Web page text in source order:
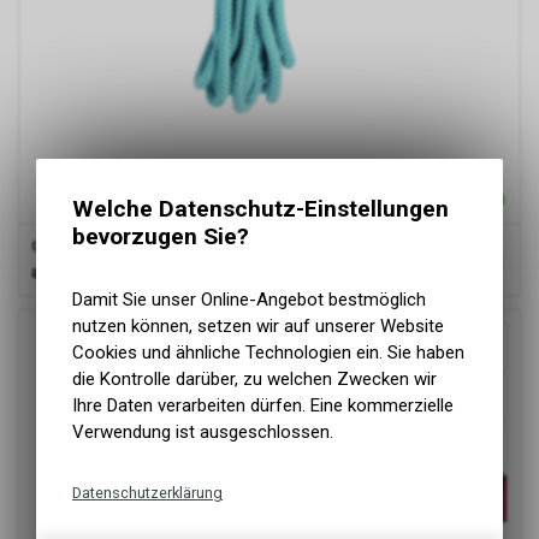
Camon Seil-Schleppleine
ab
Welche Datenschutz-Einstellungen
bevorzugen Sie?
Damit Sie unser Online-Angebot bestmöglich
nutzen können, setzen wir auf unserer Website
Cookies und ähnliche Technologien ein. Sie haben
die Kontrolle darüber, zu welchen Zwecken wir
Ihre Daten verarbeiten dürfen. Eine kommerzielle
Verwendung ist ausgeschlossen.
Datenschutzerklärung